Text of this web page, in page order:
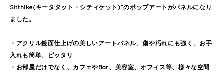
Sitthike(キータタット・シティケット)”のポップアートがパネルになり
ました。
・アクリル鏡面仕上げの美しいアートパネル、傷や汚れにも強く、お手
入れも簡単、ピッタリ
・お部屋だけでなく、カフェやBar、美容室、オフィス等、様々な空間